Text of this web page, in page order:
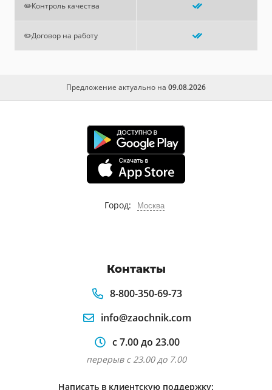
✏️Контроль качества
✏️Договор на работу
Предложение актуально на 09.08.2026
Город: Москва
Контакты
8-800-350-69-73
info@zaochnik.com
с 7.00 до 23.00
перерыв с 23.00 до 7.00
Написать в клиентскую поддержку: